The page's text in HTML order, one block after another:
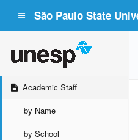
São Paulo State
Academic Staff
by Name
by School